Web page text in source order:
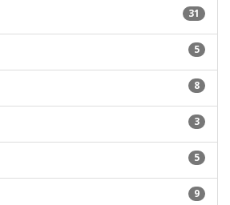
31
5
8
3
5
9